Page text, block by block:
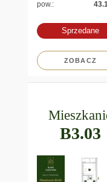
pow.:
Sprzedane
ZOBACZ
B3.03